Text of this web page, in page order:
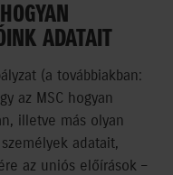
ADATAIT
(a továbbiakban:
az MSC hogyan
illetve más olyan
adatait,
az uniós előírások –